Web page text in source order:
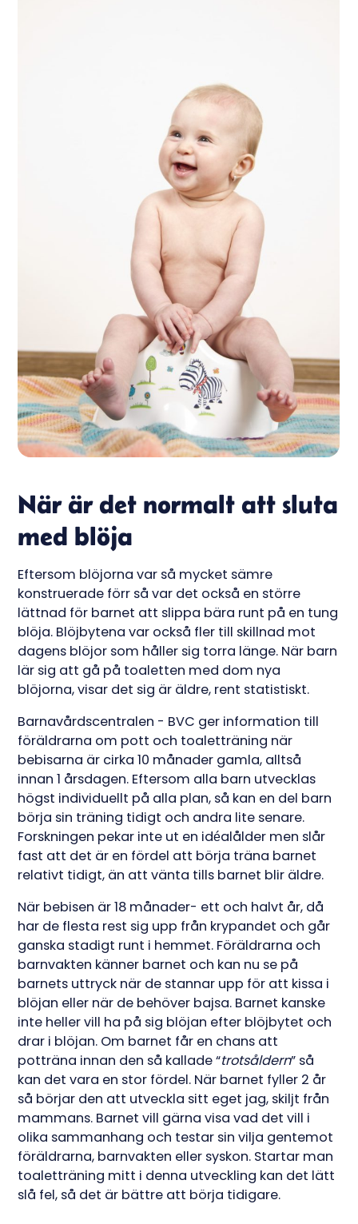
När är det normalt att sluta
med blöja
Eftersom blöjorna var så mycket sämre
konstruerade förr så var det också en större
lättnad för barnet att slippa bära runt på en tung
blöja. Blöjbytena var också fler till skillnad mot
dagens blöjor som håller sig torra länge. När barn
lär sig att gå på toaletten med dom nya
blöjorna, visar det sig är äldre, rent statistiskt.
Barnavårdscentralen - BVC ger information till
föräldrarna om pott och toaletträning när
bebisarna är cirka 10 månader gamla, alltså
innan 1 årsdagen. Eftersom alla barn utvecklas
högst individuellt på alla plan, så kan en del barn
börja sin träning tidigt och andra lite senare.
Forskningen pekar inte ut en idéalålder men slår
fast att det är en fördel att börja träna barnet
relativt tidigt, än att vänta tills barnet blir äldre.
När bebisen är 18 månader- ett och halvt år, då
har de flesta rest sig upp från krypandet och går
ganska stadigt runt i hemmet. Föräldrarna och
barnvakten känner barnet och kan nu se på
barnets uttryck när de stannar upp för att kissa i
blöjan eller när de behöver bajsa. Barnet kanske
inte heller vill ha på sig blöjan efter blöjbytet och
drar i blöjan. Om barnet får en chans att
potträna innan den så kallade “trotsåldern” så
kan det vara en stor fördel. När barnet fyller 2 år
så börjar den att utveckla sitt eget jag, skiljt från
mammans. Barnet vill gärna visa vad det vill i
olika sammanhang och testar sin vilja gentemot
föräldrarna, barnvakten eller syskon. Startar man
toaletträning mitt i denna utveckling kan det lätt
slå fel, så det är bättre att börja tidigare.